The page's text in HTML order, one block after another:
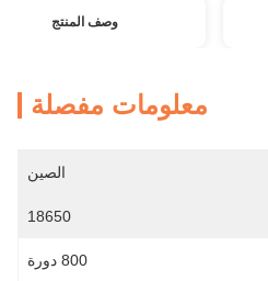
وصف المنتج
معلومات مفصلة
الصين
18650
800 دورة